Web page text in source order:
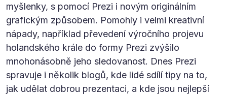
myšlenky, s pomocí Prezi i novým originálním
grafickým způsobem. Pomohly i velmi kreativní
nápady, například převedení výročního projevu
holandského krále do formy Prezi zvýšilo
mnohonásobně jeho sledovanost. Dnes Prezi
spravuje i několik blogů, kde lidé sdílí tipy na to,
jak udělat dobrou prezentaci, a kde jsou nejlepší